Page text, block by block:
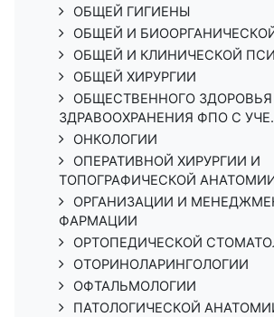
ОБЩЕЙ ГИГИЕНЫ
ОБЩЕЙ И
ОБЩЕЙ И КЛИНИЧЕСКОЙ
ОБЩЕЙ ХИРУРГИИ
ОБЩЕСТВЕННОГО ЗДОРОВЬЯ
ЗДРАВООХРАНЕНИЯ ФПО С
ОНКОЛОГИИ
ОПЕРАТИВНОЙ ХИРУРГИИ И
ТОПОГРАФИЧЕСКОЙ
ОРГАНИЗАЦИИ И
ФАРМАЦИИ
ОРТОПЕДИЧЕСКОЙ
ОТОРИНОЛАРИНГОЛОГИИ
ОФТАЛЬМОЛОГИИ
ПАТОЛОГИЧЕСКОЙ